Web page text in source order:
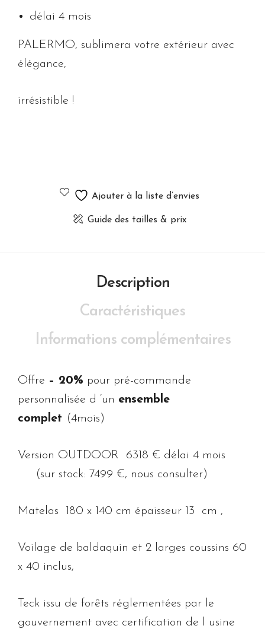
délai 4 mois
PALERMO, sublimera votre extérieur avec
élégance,
irrésistible !
Ajouter à la liste d’envies
Guide des tailles & prix
Description
Caractéristiques
Informations complémentaires
Offre – 20% pour pré-commande
personnalisée d ‘un ensemble
complet (4mois)
Version OUTDOOR 6318 € délai 4 mois
(sur stock: 7499 €, nous consulter)
Matelas 180 x 140 cm épaisseur 13 cm ,
Voilage de baldaquin et 2 larges coussins 60
x 40 inclus,
Teck issu de forêts réglementées par le
gouvernement avec certification de l usine